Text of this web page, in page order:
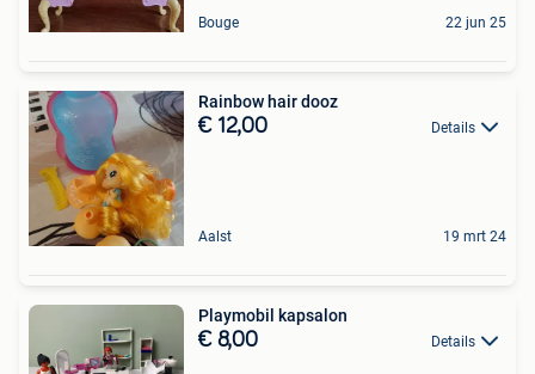
Bouge 22 jun 25
Rainbow hair dooz
€ 12,00 Details
Aalst 19 mrt 24
Playmobil kapsalon
€ 8,00 Details